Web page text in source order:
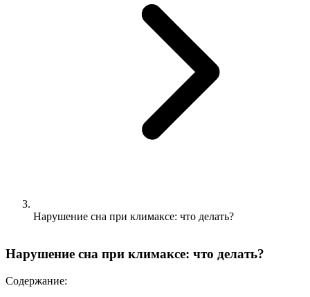
Нарушение сна при климаксе: что делать?
Нарушение сна при климаксе: что делать?
Содержание: